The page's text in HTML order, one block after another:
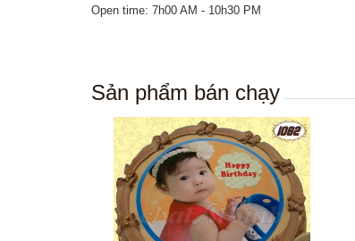
Open time: 7h00 AM - 10h30 PM
Sản phẩm bán chạy